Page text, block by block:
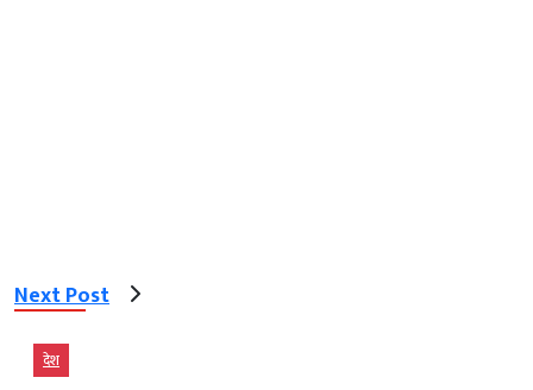
Next Post
देश